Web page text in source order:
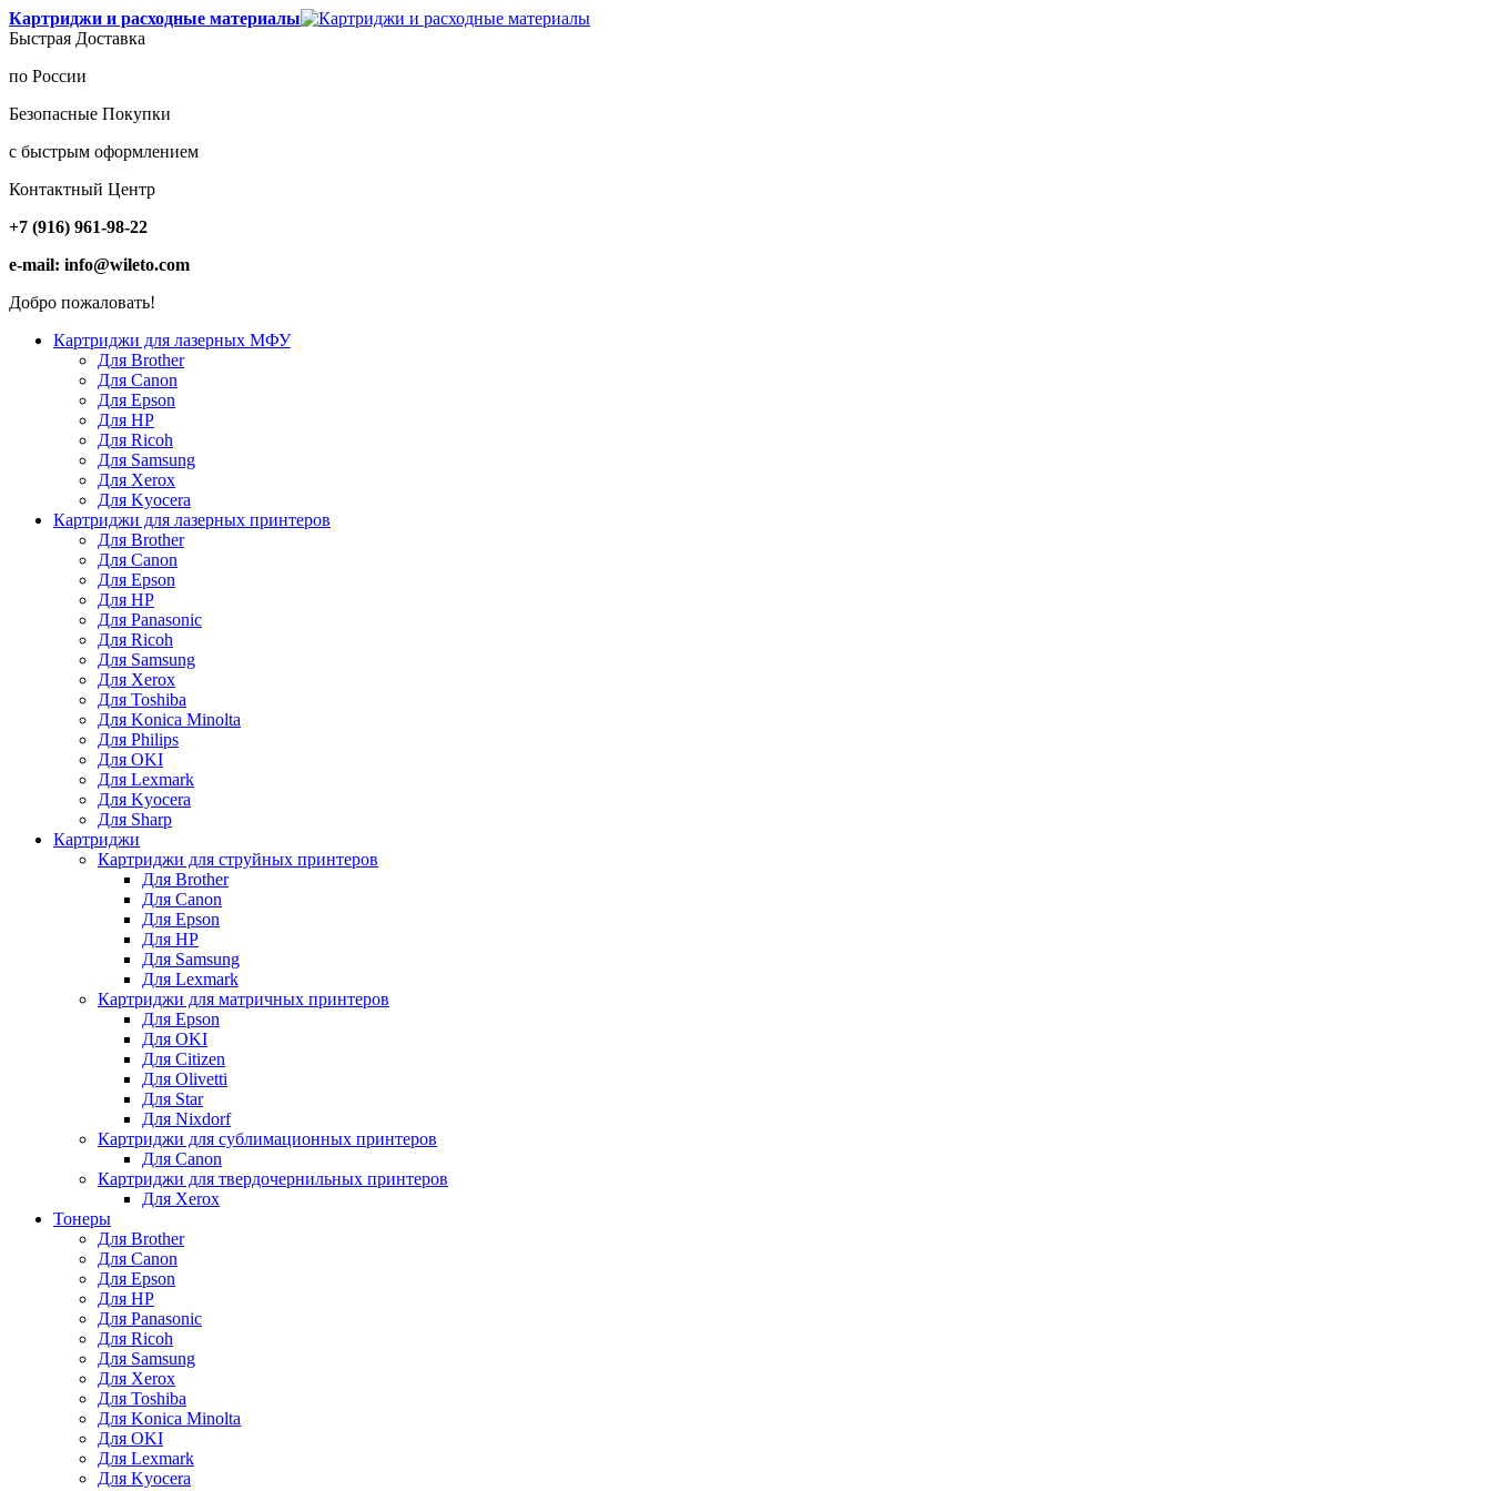
Картриджи и расходные материалы
Быстрая Доставка
по России
Безопасные Покупки
с быстрым оформлением
Контактный Центр
+7 (916) 961-98-22
e-mail: info@wileto.com
Добро пожаловать!
Картриджи для лазерных МФУ
Для Brother
Для Canon
Для Epson
Для HP
Для Ricoh
Для Samsung
Для Xerox
Для Kyocera
Картриджи для лазерных принтеров
Для Brother
Для Canon
Для Epson
Для HP
Для Panasonic
Для Ricoh
Для Samsung
Для Xerox
Для Toshiba
Для Konica Minolta
Для Philips
Для OKI
Для Lexmark
Для Kyocera
Для Sharp
Картриджи
Картриджи для струйных принтеров
Для Brother
Для Canon
Для Epson
Для HP
Для Samsung
Для Lexmark
Картриджи для матричных принтеров
Для Epson
Для OKI
Для Citizen
Для Olivetti
Для Star
Для Nixdorf
Картриджи для сублимационных принтеров
Для Canon
Картриджи для твердочернильных принтеров
Для Xerox
Тонеры
Для Brother
Для Canon
Для Epson
Для HP
Для Panasonic
Для Ricoh
Для Samsung
Для Xerox
Для Toshiba
Для Konica Minolta
Для OKI
Для Lexmark
Для Kyocera